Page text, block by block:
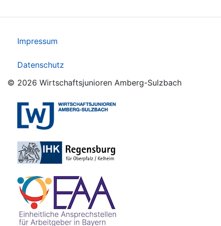
Impressum
Datenschutz
© 2026 Wirtschaftsjunioren Amberg-Sulzbach